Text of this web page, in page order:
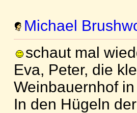
Michael
schaut mal
Eva, Peter, die
Weinbauernhof
In den Hügeln